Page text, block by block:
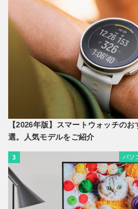
【2026年版】スマートウォッチの
選。人気モデルをご紹介
3 パソ